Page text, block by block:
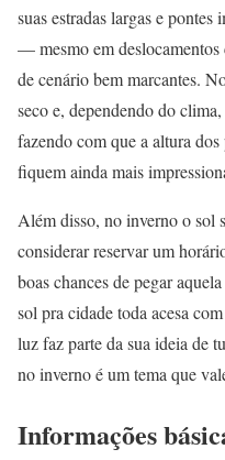
suas estradas largas e
— mesmo em deslocamentos
de cenário bem marcantes.
seco e, dependendo do
fazendo com que a altura
fiquem ainda mais
Além disso, no inverno o sol
considerar reservar um
boas chances de pegar
sol pra cidade toda acesa
luz faz parte da sua ideia de
no inverno é um tema que
Informações